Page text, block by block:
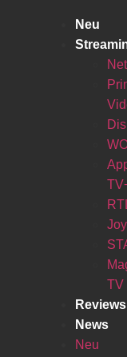
Neu
TV
Reviews
News
Neu